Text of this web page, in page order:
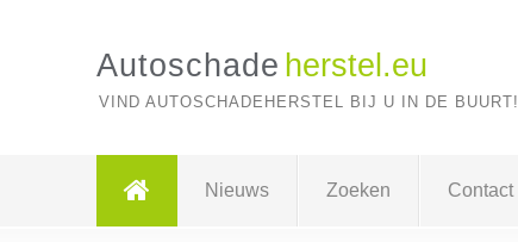
Autoschade herstel.eu
VIND AUTOSCHADEHERSTEL BIJ U IN DE BUURT!
Nieuws Zoeken Contact